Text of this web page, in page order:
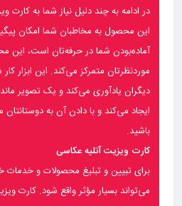
در ادامه به چند دلیل نیاز شما به کارت
این محصول به مخاطبان شما امکان
آماده‌بودن شما در حرفه‌تان است،
موردنظرتان متمرکز می‌کند. این ابزار
دیگران یادآوری می‌کند و یک تصویر
ایجاد می‌کند و با دادن آن به
باشید.
کارت ویزیت آتلیه عکاسی
برای تبیین و تبلیغ محصولات و خدمات
می‌تواند بسیار مؤثر واقع شود. کارت